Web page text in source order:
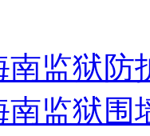
南监狱防
南监狱围